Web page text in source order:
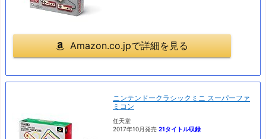
Amazon.co.jpで詳細を見る
ニンテンドークラシックミニ スーパーファ
ミコン
任天堂
2017年10月発売 21タイトル収録